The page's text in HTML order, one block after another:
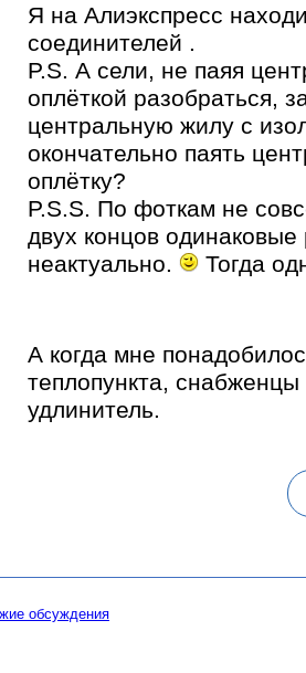
Я на Алиэкспресс
соединителей .
P.S. А сели, не паяя
оплёткой разобраться,
центральную жилу с
окончательно паять
оплётку?
P.S.S. По фоткам не
двух концов
неактуально.
Тогда
А когда мне
теплопункта,
удлинитель.
обсуждения